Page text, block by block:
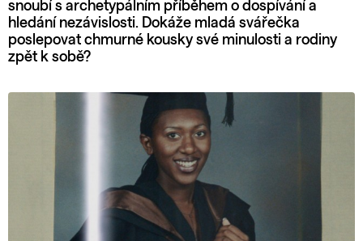
snoubí s archetypálním příběhem o dospívání a
hledání nezávislosti. Dokáže mladá svářečka
poslepovat chmurné kousky své minulosti a rodiny
zpět k sobě?